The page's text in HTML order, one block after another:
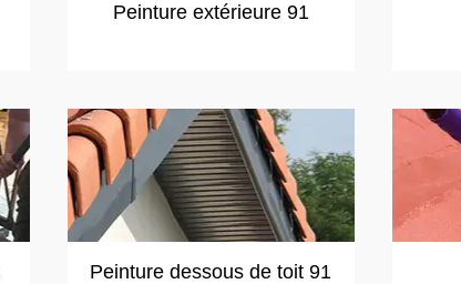
Peinture extérieure 91
Peinture dessous de toit 91